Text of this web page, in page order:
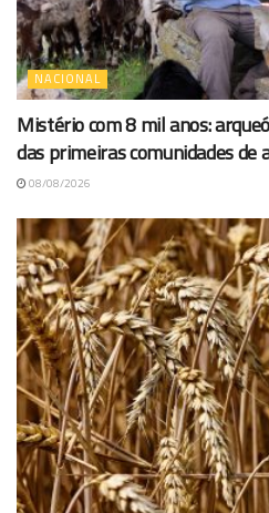
NACIONAL
Mistério com 8 mil anos:
das primeiras comunidades de
08/08/2026